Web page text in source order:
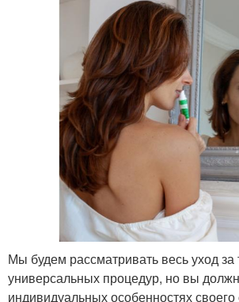
Мы будем рассматривать весь уход
универсальных процедур, но вы
индивидуальных особенностях своего